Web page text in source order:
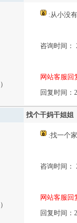
）
:从小没
咨询时间：
网站客服回
回复时间：
找个干妈干姐姐
）
:找一个
咨询时间：
网站客服回
回复时间：